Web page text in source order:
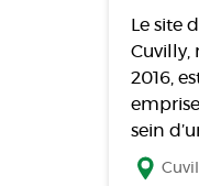
Le site
Cuvilly,
2016,
sein